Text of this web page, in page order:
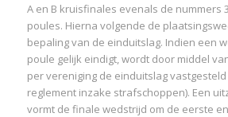
A en B kruisfinales evenals de nummers
poules. Hierna volgende de
bepaling van de einduitslag. Indien een
poule gelijk eindigt, wordt door middel
per vereniging de einduitslag
reglement inzake strafschoppen). Een
vormt de finale wedstrijd om de eerste